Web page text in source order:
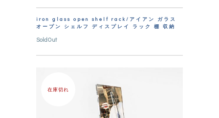
iron glass open shelf rack/アイアン ガラス
オープン シェルフ ディスプレイ ラック 棚 収納
SoldOut
在庫切れ